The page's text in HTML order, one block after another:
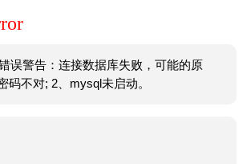
误警告：连接数据库失败，可能的原
码不对; 2、mysql未启动。